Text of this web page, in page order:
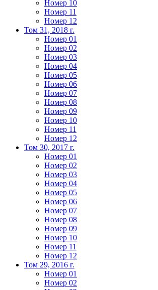
Номер 10
Номер 11
Номер 12
Том 31, 2018 г.
Номер 01
Номер 02
Номер 03
Номер 04
Номер 05
Номер 06
Номер 07
Номер 08
Номер 09
Номер 10
Номер 11
Номер 12
Том 30, 2017 г.
Номер 01
Номер 02
Номер 03
Номер 04
Номер 05
Номер 06
Номер 07
Номер 08
Номер 09
Номер 10
Номер 11
Номер 12
Том 29, 2016 г.
Номер 01
Номер 02